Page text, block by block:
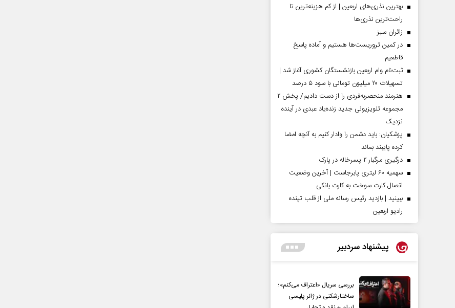
بهترین نذری‌های اربعین | از کم هزینه‌ترین تا
راحت‌ترین نذری‌ها
‌زائران سبز
در کمین تروریست‌ها هستیم و آماده پاسخ
قاطعیم
ثبت‌نام وام اربعین بازنشستگان کشوری آغاز شد |
تسهیلات ۲۰ میلیون تومانی با سود ۵ درصد
هنرمند منحصر‌به‌فردی را از دست دادیم/ پخش ۲
مجموعه تلویزیونی جدید زنده‌یاد عبدی در آینده
نزدیک
پزشکیان: باید دشمن را وادار کنیم به آنچه امضا
کرده پایبند بماند
درگیری مرگبار ۲ پسرخاله در پارک
سهمیه ۶۰ لیتری پابرجاست | آخرین وضعیت
اتصال کارت سوخت به کارت بانکی
ببینید | بازدید رئیس رسانه ملی از قلب تپنده
رادیو اربعین
پیشنهاد سردبیر
بررسی سریال «اعتراف می‌کنم»؛
ساختارشکنی در ژانر پلیسی